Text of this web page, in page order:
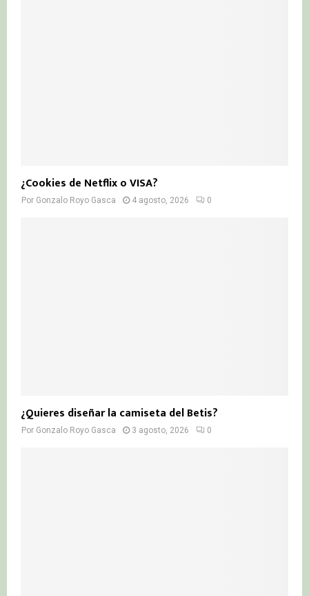
¿Cookies de Netflix o VISA?
Por Gonzalo Royo Gasca 4 agosto, 2026 0
¿Quieres diseñar la camiseta del Betis?
Por Gonzalo Royo Gasca 3 agosto, 2026 0